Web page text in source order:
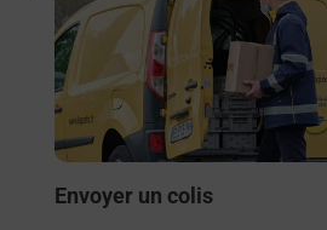
Envoyer un colis